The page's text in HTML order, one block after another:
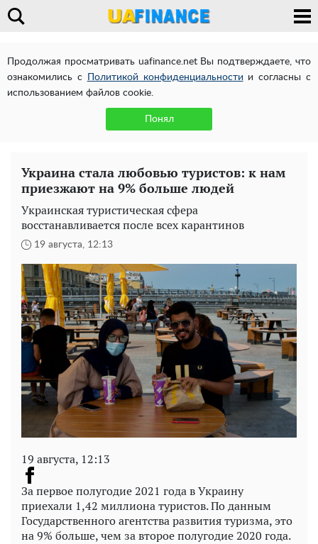
Продолжая просматривать uafinance.net Вы подтверждаете, что
ознакомились с
Политикой конфиденциальности и согласны с
использованием файлов cookie.
Понял
Украина стала любовью туристов: к нам
приезжают на 9% больше людей
Украинская туристическая сфера
восстанавливается после всех карантинов
19 августа, 12:13
19 августа, 12:13
За первое полугодие 2021 года в Украину
приехали 1,42 миллиона туристов. По данным
Государственного агентства развития туризма, это
на 9% больше, чем за второе полугодие 2020 года.